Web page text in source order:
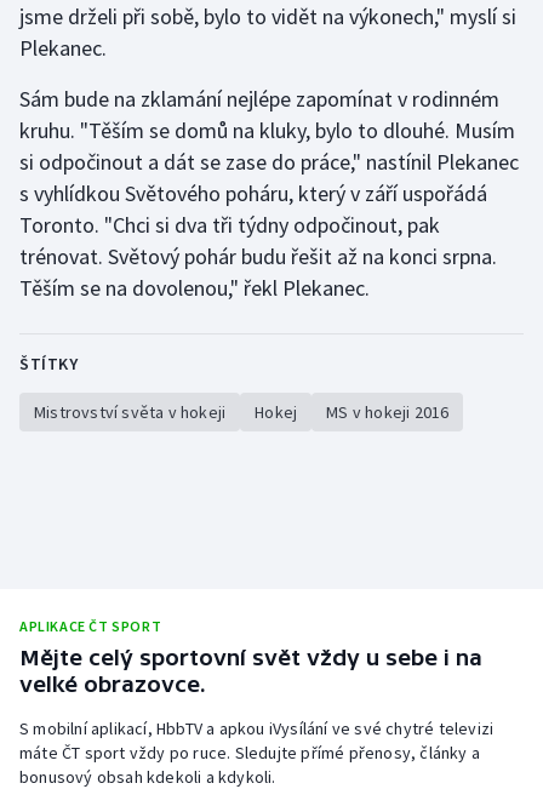
jsme drželi při sobě, bylo to vidět na výkonech," myslí si
Plekanec.
Sám bude na zklamání nejlépe zapomínat v rodinném
kruhu. "Těším se domů na kluky, bylo to dlouhé. Musím
si odpočinout a dát se zase do práce," nastínil Plekanec
s vyhlídkou Světového poháru, který v září uspořádá
Toronto. "Chci si dva tři týdny odpočinout, pak
trénovat. Světový pohár budu řešit až na konci srpna.
Těším se na dovolenou," řekl Plekanec.
ŠTÍTKY
Mistrovství světa v hokeji Hokej MS v hokeji 2016
APLIKACE ČT SPORT
Mějte celý sportovní svět vždy u sebe i na
velké obrazovce.
S mobilní aplikací, HbbTV a apkou iVysílání ve své chytré televizi
máte ČT sport vždy po ruce. Sledujte přímé přenosy, články a
bonusový obsah kdekoli a kdykoli.